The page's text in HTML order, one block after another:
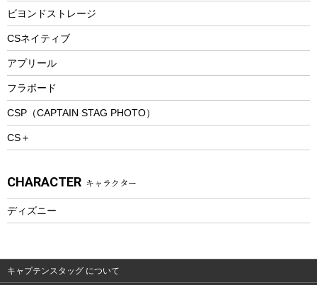
防寒ウェア
トレッキング
トレッキングアクセサリー
プレイグッズ
ウェルネス
ウェア、タオル
ウェア
ビヨンドストレージ
CSネイティブ
アプリール
フラボード
CSP（CAPTAIN STAG PHOTO）
CS＋
CHARACTER キャラクター
ディズニー
キャプテンスタッグ について